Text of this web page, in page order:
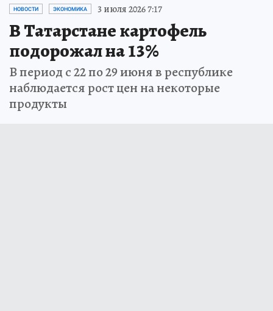
НОВОСТИ ЭКОНОМИКА 3 июля 2026 7:17
В Татарстане картофель
подорожал на 13%
В период с 22 по 29 июня в республике
наблюдается рост цен на некоторые
продукты